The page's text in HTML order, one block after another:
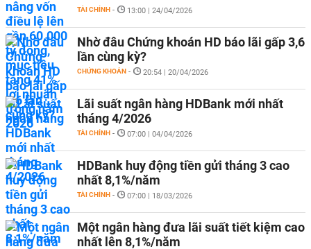
TÀI CHÍNH - 13:00 | 24/04/2026
Nhờ đâu Chứng khoán HD báo lãi gấp 3,6
lần cùng kỳ?
CHỨNG KHOÁN - 20:54 | 20/04/2026
Lãi suất ngân hàng HDBank mới nhất
tháng 4/2026
TÀI CHÍNH - 07:00 | 04/04/2026
HDBank huy động tiền gửi tháng 3 cao
nhất 8,1%/năm
TÀI CHÍNH - 07:00 | 18/03/2026
Một ngân hàng đưa lãi suất tiết kiệm cao
nhất lên 8,1%/năm